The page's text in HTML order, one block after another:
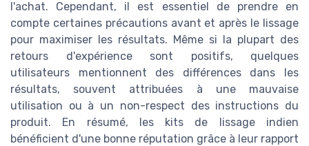
l'achat. Cependant, il est essentiel de prendre en
compte certaines précautions avant et après le lissage
pour maximiser les résultats. Même si la plupart des
retours d'expérience sont positifs, quelques
utilisateurs mentionnent des différences dans les
résultats, souvent attribuées à une mauvaise
utilisation ou à un non-respect des instructions du
produit. En résumé, les kits de lissage indien
bénéficient d'une bonne réputation grâce à leur rapport